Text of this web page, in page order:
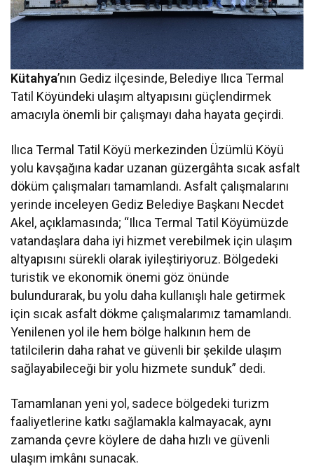
Kütahya’nın Gediz ilçesinde, Belediye Ilıca Termal
Tatil Köyündeki ulaşım altyapısını güçlendirmek
amacıyla önemli bir çalışmayı daha hayata geçirdi.
Ilıca Termal Tatil Köyü merkezinden Üzümlü Köyü
yolu kavşağına kadar uzanan güzergâhta sıcak asfalt
döküm çalışmaları tamamlandı. Asfalt çalışmalarını
yerinde inceleyen Gediz Belediye Başkanı Necdet
Akel, açıklamasında; “Ilıca Termal Tatil Köyümüzde
vatandaşlara daha iyi hizmet verebilmek için ulaşım
altyapısını sürekli olarak iyileştiriyoruz. Bölgedeki
turistik ve ekonomik önemi göz önünde
bulundurarak, bu yolu daha kullanışlı hale getirmek
için sıcak asfalt dökme çalışmalarımız tamamlandı.
Yenilenen yol ile hem bölge halkının hem de
tatilcilerin daha rahat ve güvenli bir şekilde ulaşım
sağlayabileceği bir yolu hizmete sunduk” dedi.
Tamamlanan yeni yol, sadece bölgedeki turizm
faaliyetlerine katkı sağlamakla kalmayacak, aynı
zamanda çevre köylere de daha hızlı ve güvenli
ulaşım imkânı sunacak.